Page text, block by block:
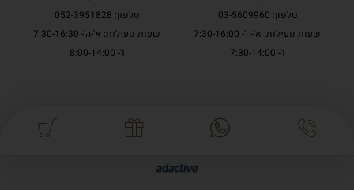
טלפון: 03-5609960
שעות פעילות: א'-ה'- 7:30-16:00
ו'- 7:30-14:00
טלפון: 052-3951828
שעות פעילות: א'-ה'- 7:30-16:30
ו'- 8:00-14:00